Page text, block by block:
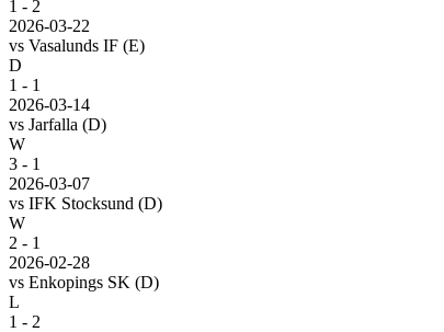
1 - 2
2026-03-22
vs Vasalunds IF (E)
D
1 - 1
2026-03-14
vs Jarfalla (D)
W
3 - 1
2026-03-07
vs IFK Stocksund (D)
W
2 - 1
2026-02-28
vs Enkopings SK (D)
L
1 - 2